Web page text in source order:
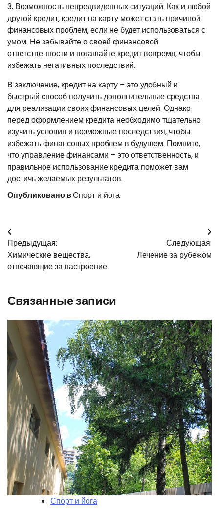
3. Возможность непредвиденных ситуаций. Как и любой
другой кредит, кредит на карту может стать причиной
финансовых проблем, если не будет использоваться с
умом. Не забывайте о своей финансовой
ответственности и погашайте кредит вовремя, чтобы
избежать негативных последствий.
В заключение, кредит на карту – это удобный и
быстрый способ получить дополнительные средства
для реализации своих финансовых целей. Однако
перед оформлением кредита необходимо тщательно
изучить условия и возможные последствия, чтобы
избежать финансовых проблем в будущем. Помните,
что управление финансами – это ответственность, и
правильное использование кредита поможет вам
достичь желаемых результатов.
Опубликовано вСпорт и йога
Навигация
по
записям
Предыдущая:
Химические вещества,
отвечающие за настроение
Следующая:
Лечение за рубежом
Связанные записи
Спорт и йога